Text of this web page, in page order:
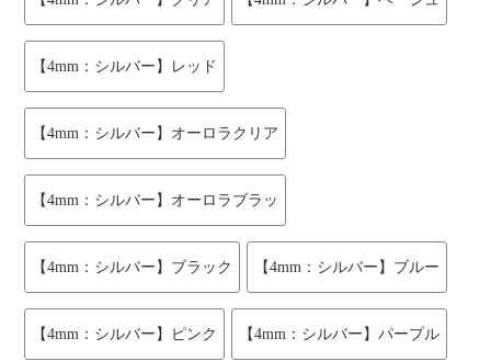
【4mm：シルバー】レッド
【4mm：シルバー】オーロラクリア
【4mm：シルバー】オーロラブラッ
【4mm：シルバー】ブラック 【4mm：シルバー】ブルー
【4mm：シルバー】ピンク 【4mm：シルバー】パープル